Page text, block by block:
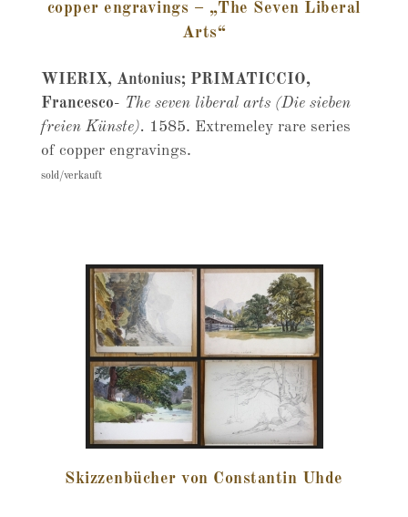
copper engravings – „The Seven Liberal
Arts“
WIERIX, Antonius; PRIMATICCIO,
Francesco- The seven liberal arts (Die sieben
freien Künste). 1585. Extremeley rare series
of copper engravings.
sold/verkauft
Skizzenbücher von Constantin Uhde